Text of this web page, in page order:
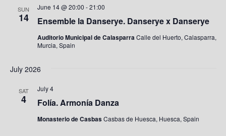
SUN
14 Ensemble la Danserye. Danserye x Danserye
June 14 @ 20:00 -21:00
Auditorio Municipal de CalasparraCalle del Huerto, Calasparra,
Murcia, Spain
July 2026
SAT
4 Folía. Armonía Danza
July 4
Monasterio de CasbasCasbas de Huesca, Huesca, Spain